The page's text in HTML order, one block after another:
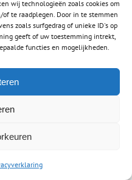
wij technologieën zoals cookies om
te raadplegen. Door in te stemmen
zoals surfgedrag of unieke ID's op
geeft of uw toestemming intrekt,
functies en mogelijkheden.
dan is de eigenaar van
gemaakt, zo ook
verkeerde diagnose en